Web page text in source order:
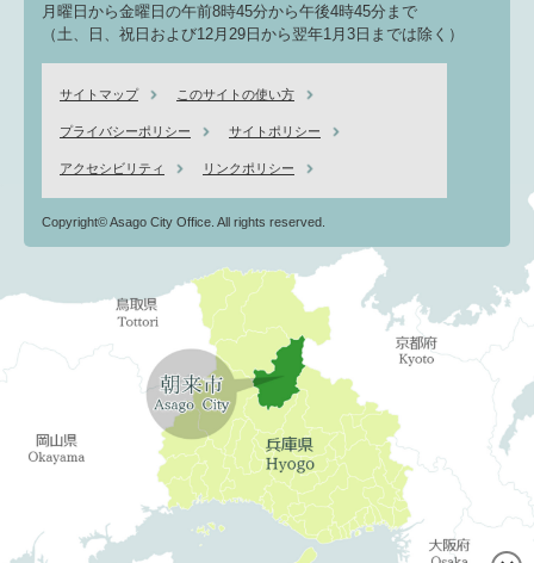
月曜日から金曜日の午前8時45分から午後4時45分まで
（土、日、祝日および12月29日から翌年1月3日までは除く）
サイトマップ このサイトの使い方
プライバシーポリシー サイトポリシー
アクセシビリティ リンクポリシー
Copyright© Asago City Office. All rights reserved.